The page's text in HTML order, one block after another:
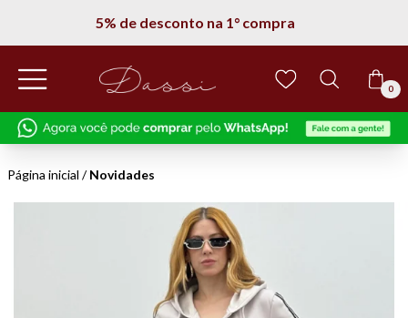
5% de desconto na 1° compra
0
Página inicial /Novidades